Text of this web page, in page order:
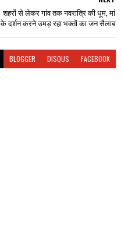
शहरों से लेकर गांव तक नवरात्रि की धूम, मां
के दर्शन करने उमड़ रहा भक्तों का जन सैलाब
BLOGGER DISQUS FACEBOOK